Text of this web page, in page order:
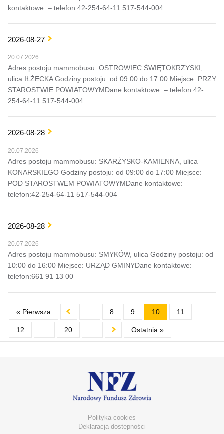
kontaktowe: – telefon:42-254-64-11 517-544-004
2026-08-27
20.07.2026
Adres postoju mammobusu: OSTROWIEC ŚWIĘTOKRZYSKI,
ulica IŁŻECKA Godziny postoju: od 09:00 do 17:00 Miejsce: PRZY
STAROSTWIE POWIATOWYMDane kontaktowe: – telefon:42-
254-64-11 517-544-004
2026-08-28
20.07.2026
Adres postoju mammobusu: SKARŻYSKO-KAMIENNA, ulica
KONARSKIEGO Godziny postoju: od 09:00 do 17:00 Miejsce:
POD STAROSTWEM POWIATOWYMDane kontaktowe: –
telefon:42-254-64-11 517-544-004
2026-08-28
20.07.2026
Adres postoju mammobusu: SMYKÓW, ulica Godziny postoju: od
10:00 do 16:00 Miejsce: URZĄD GMINYDane kontaktowe: –
telefon:661 91 13 00
« Pierwsza 8 9 10 11
12 20 Ostatnia »
Polityka cookies
Deklaracja dostępności